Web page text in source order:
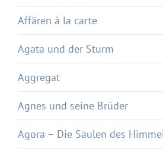
Affären à la carte
Agata und der Sturm
Aggregat
Agnes und seine Brüder
Agora – Die Säulen des